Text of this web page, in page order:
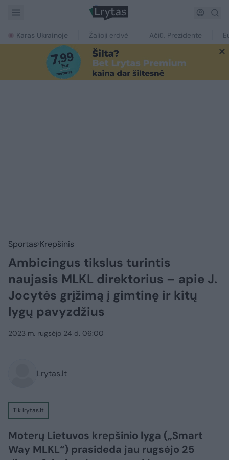
Karas Ukrainoje Žalioji erdvė Ačiū, Prezidente
Sportas Krepšinis
Ambicingus tikslus turintis
naujasis MLKL direktorius – apie J.
Jocytės grįžimą į gimtinę ir kitų
lygų pavyzdžius
2023 m. rugsėjo 24 d. 06:00
Lrytas.lt
Tik lrytas.lt
Moterų Lietuvos krepšinio lyga („Smart
Way MLKL“) prasideda jau rugsėjo 25